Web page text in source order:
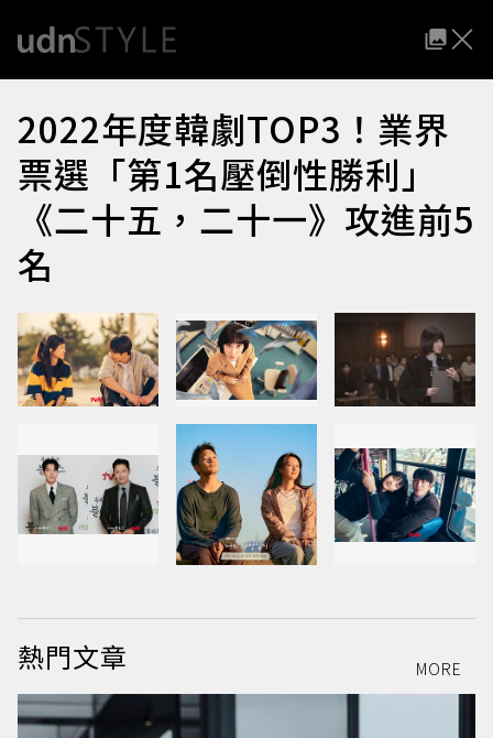
2022年度韓劇TOP3！業界
票選「第1名壓倒性勝利」
《二十五，二十一》攻進前5
名
熱門文章 MORE